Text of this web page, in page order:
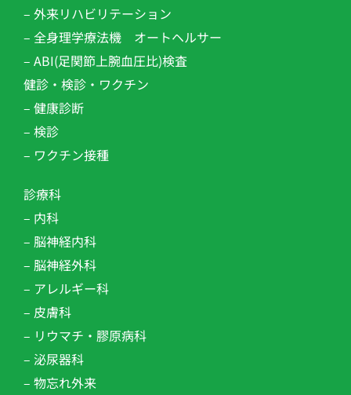
– 外来リハビリテーション​
– 全身理学療法機 オートヘルサー
– ABI(足関節上腕血圧比)検査
健診・検診・ワクチン
– 健康診断
– 検診
– ワクチン接種
診療科
– 内科
– 脳神経内科
– 脳神経外科
– アレルギー科
– 皮膚科
– リウマチ・膠原病科
– 泌尿器科
– 物忘れ外来